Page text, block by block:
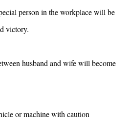
person in the workplace will be
victory.
husband and wife will become
or machine with caution